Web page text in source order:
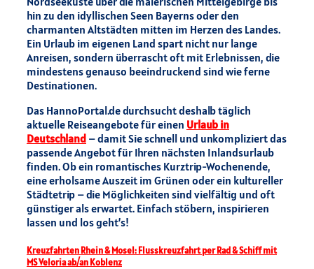
hin zu den idyllischen Seen Bayerns oder den
charmanten Altstädten mitten im Herzen des Landes.
Ein Urlaub im eigenen Land spart nicht nur lange
Anreisen, sondern überrascht oft mit Erlebnissen, die
mindestens genauso beeindruckend sind wie ferne
Destinationen.
Das HannoPortal.de durchsucht deshalb täglich
aktuelle Reiseangebote für einen Urlaub in
Deutschland – damit Sie schnell und unkompliziert das
passende Angebot für Ihren nächsten Inlandsurlaub
finden. Ob ein romantisches Kurztrip-Wochenende,
eine erholsame Auszeit im Grünen oder ein kultureller
Städtetrip – die Möglichkeiten sind vielfältig und oft
günstiger als erwartet. Einfach stöbern, inspirieren
lassen und los geht’s!
Kreuzfahrten Rhein & Mosel: Flusskreuzfahrt per Rad & Schiff mit
MS Veloria ab/an Koblenz